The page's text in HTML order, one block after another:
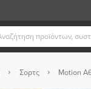
Σορτς Motion